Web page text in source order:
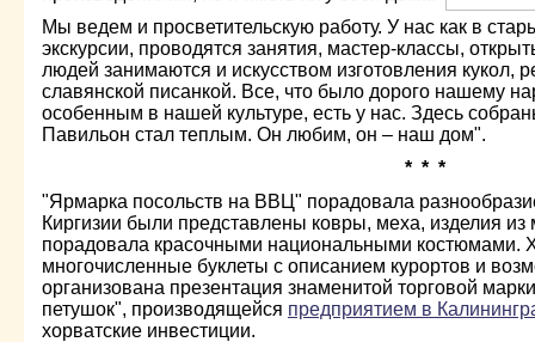
Мы ведем и просветительскую работу. У нас как в
экскурсии, проводятся занятия, мастер-классы,
людей занимаются и искусством изготовления кукол,
славянской писанкой. Все, что было дорого нашему
особенным в нашей культуре, есть у нас. Здесь
Павильон стал теплым. Он любим, он – наш дом".
* * *
"Ярмарка посольств на ВВЦ" порадовала
Киргизии были представлены ковры, меха, изделия из
порадовала красочными национальными костюмами.
многочисленные буклеты с описанием курортов и
организована презентация знаменитой торговой
петушок", производящейся предприятием в
хорватские инвестиции.